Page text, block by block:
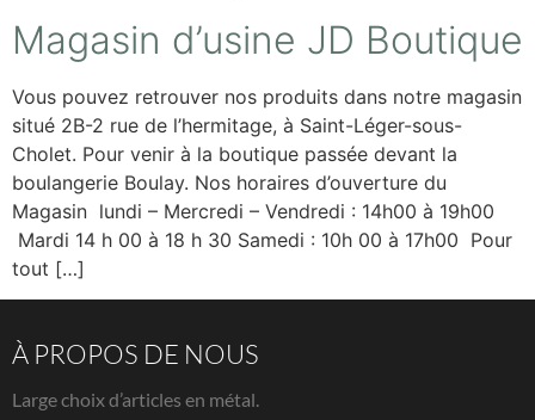
Magasin d’usine JD Boutique
Vous pouvez retrouver nos produits dans notre magasin
situé 2B-2 rue de l’hermitage, à Saint-Léger-sous-
Cholet. Pour venir à la boutique passée devant la
boulangerie Boulay. Nos horaires d’ouverture du
Magasin lundi – Mercredi – Vendredi : 14h00 à 19h00
Mardi 14 h 00 à 18 h 30 Samedi : 10h 00 à 17h00 Pour
tout […]
À PROPOS DE NOUS
Large choix d’articles en métal.